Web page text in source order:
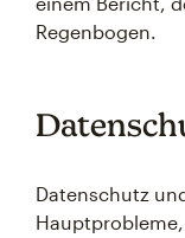
Regenbogen.
Datenschutz